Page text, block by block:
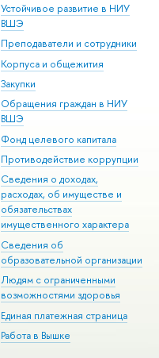
Устойчивое развитие в НИУ
ВШЭ
Преподаватели и сотрудники
Корпуса и общежития
Закупки
Обращения граждан в НИУ
ВШЭ
Фонд целевого капитала
Противодействие коррупции
Сведения о доходах,
расходах, об имуществе и
обязательствах
имущественного характера
Сведения об
образовательной организации
Людям с ограниченными
возможностями здоровья
Единая платежная страница
Работа в Вышке